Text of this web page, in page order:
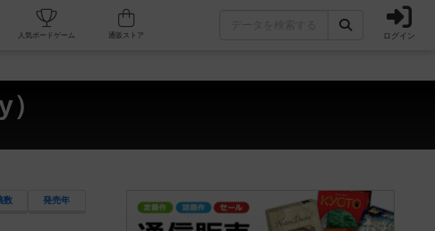
カフェ/店舗 人気ボードゲーム ログイン
数 発売年